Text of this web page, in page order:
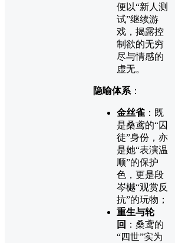
便以“新人测
试”继续游
戏，揭露控
制欲的无穷
尽与情感的
虚无。
隐喻体系 ：
金丝雀 ：既
是桑鸢的“囚
徒”身份，亦
是她“表演温
顺”的保护
色，更是段
岑樾“观赏反
抗”的玩物；
重生与轮
回 ：桑鸢的
“四世”实为